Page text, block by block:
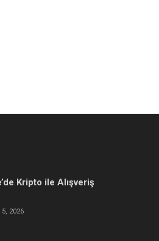
Kripto ile Alışveriş
5, 2026